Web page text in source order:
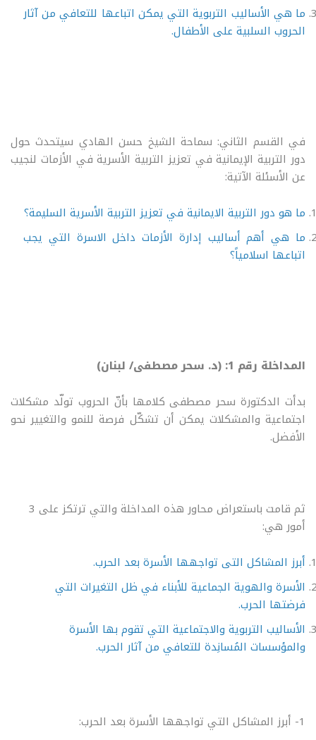
ما هي الأساليب التربوية التي يمكن اتباعها للتعافي من آثار
الحروب السلبية على الأطفال.
في القسم الثاني: سماحة الشيخ حسن الهادي سيتحدث حول
دور التربية الإيمانية في تعزيز التربية الأسرية في الأزمات لنجيب
عن الأسئلة الآتية:
ما هو دور التربية الايمانية في تعزيز التربية الأسرية السليمة؟
ما هي أهم أساليب إدارة الأزمات داخل الاسرة التي يجب
اتباعها اسلامياً؟
المداخلة رقم 1: (د. سحر مصطفى/ لبنان)
بدأت الدكتورة سحر مصطفى كلامها بأنّ الحروب تولّد مشكلات
اجتماعية والمشكلات يمكن أن تشكّل فرصة للنمو والتغيير نحو
الأفضل.
أمور هي:
أبرز المشاكل التى تواجهها الأسرة بعد الحرب.
الأسرة والهوية الجماعية للأبناء في ظل التغيرات التي
فرضتها الحرب.
الأساليب التربوية والاجتماعية التي تقوم بها الأسرة
والمؤسسات المُسانِدة للتعافي من آثار الحرب.
1- أبرز المشاكل التي تواجهها الأسرة بعد الحرب: